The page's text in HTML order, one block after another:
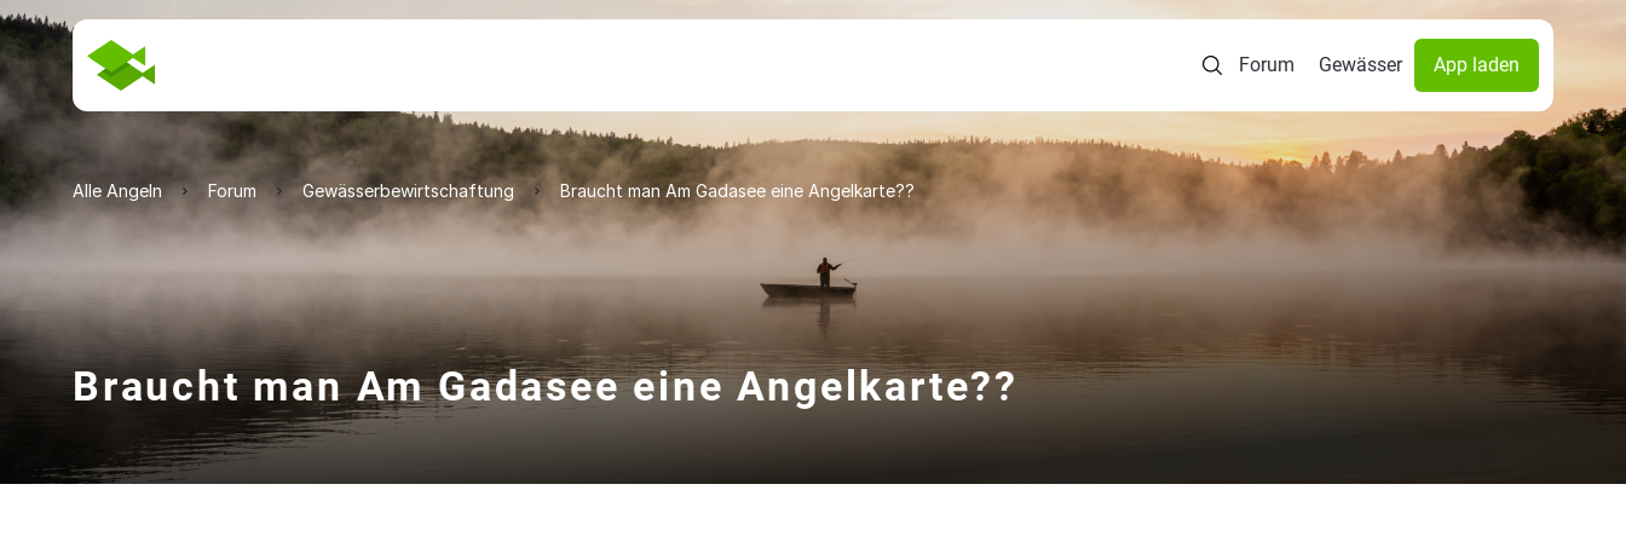
Forum Gewässer App laden
Alle Angeln Forum Gewässerbewirtschaftung Braucht man Am Gadasee eine Angelkarte??
Braucht man Am Gadasee eine Angelkarte??